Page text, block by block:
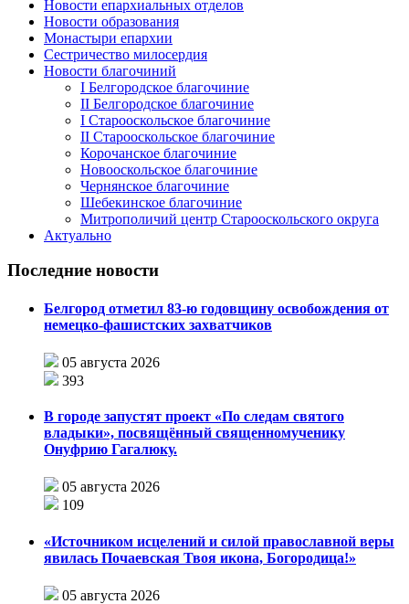
Новости епархиальных отделов
Новости образования
Монастыри епархии
Сестричество милосердия
Новости благочиний
I Белгородское благочиние
II Белгородское благочиние
I Старооскольское благочиние
II Старооскольское благочиние
Корочанское благочиние
Новооскольское благочиние
Чернянское благочиние
Шебекинское благочиние
Митрополичий центр Старооскольского округа
Актуально
Последние новости
Белгород отметил 83-ю годовщину освобождения от
немецко-фашистских захватчиков
05 августа 2026
393
В городе запустят проект «По следам святого
владыки», посвящённый священномученику
Онуфрию Гагалюку.
05 августа 2026
109
«Источником исцелений и силой православной веры
явилась Почаевская Твоя икона, Богородица!»
05 августа 2026